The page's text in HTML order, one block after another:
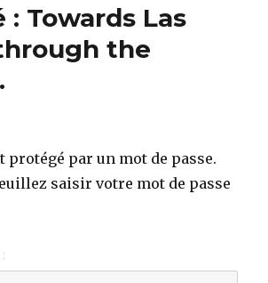
: Towards Las
the
protégé par un mot de passe.
saisir votre mot de passe